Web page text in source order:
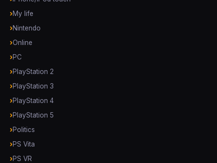
My life
Nintendo
Online
PC
PlayStation 2
PlayStation 3
PlayStation 4
PlayStation 5
Politics
PS Vita
PS VR